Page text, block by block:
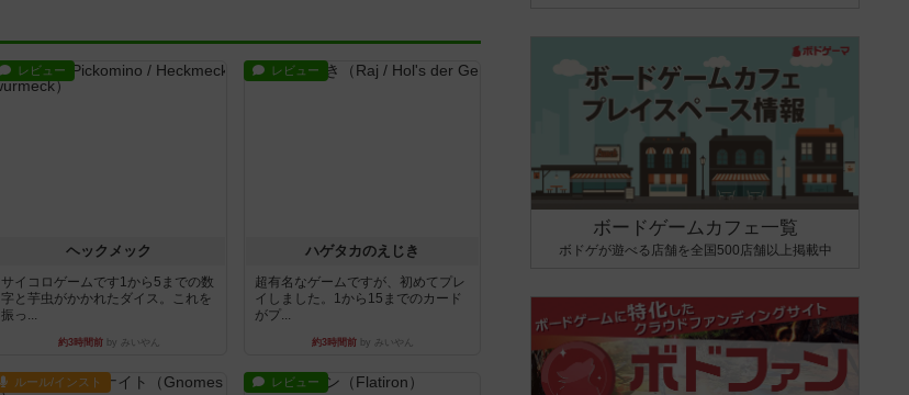
レビュー
ヘックメック
サイコロゲームです1から5までの数
字と芋虫がかかれたダイス。これを
振っ...
約3時間前by みいやん
レビュー
ハゲタカのえじき
超有名なゲームですが、初めてプレ
イしました。1から15までのカード
がプ...
約3時間前by みいやん
ルール/インスト レビュー
ボードゲームカフェ一覧
ボドゲが遊べる店舗を全国500店舗以上掲載中